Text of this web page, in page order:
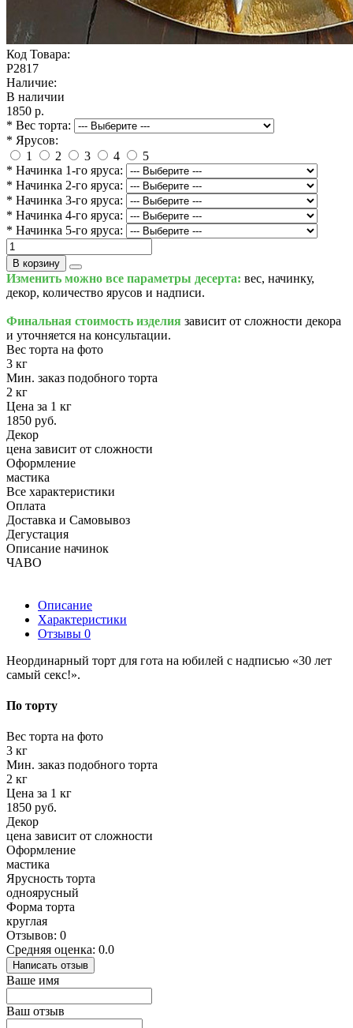
Код Товара:
P2817
Наличие:
В наличии
1850 р.
* Вес торта:
* Ярусов:
1
2 3 4
5
* Начинка 1-го яруса:
* Начинка 2-го яруса:
* Начинка 3-го яруса:
* Начинка 4-го яруса:
* Начинка 5-го яруса:
В корзину
Изменить можно все параметры десерта: вес, начинку,
декор, количество ярусов и надписи.
Финальная стоимость изделия зависит от сложности декора
и уточняется на консультации.
Вес торта на фото
3 кг
Мин. заказ подобного торта
2 кг
Цена за 1 кг
1850 руб.
Декор
цена зависит от сложности
Оформление
мастика
Все характеристики
Оплата
Доставка и Самовывоз
Дегустация
Описание начинок
ЧАВО
Описание
Характеристики
Отзывы 0
Неординарный торт для гота на юбилей с надписью «30 лет
самый секс!».
По торту
Вес торта на фото
3 кг
Мин. заказ подобного торта
2 кг
Цена за 1 кг
1850 руб.
Декор
цена зависит от сложности
Оформление
мастика
Ярусность торта
одноярусный
Форма торта
круглая
Отзывов: 0
Средняя оценка: 0.0
Написать отзыв
Ваше имя
Ваш отзыв